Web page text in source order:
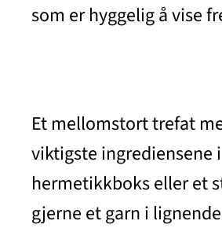
som er hyggelig å vise
Et mellomstort trefat
viktigste ingrediensene
hermetikkboks eller et
gjerne et garn i